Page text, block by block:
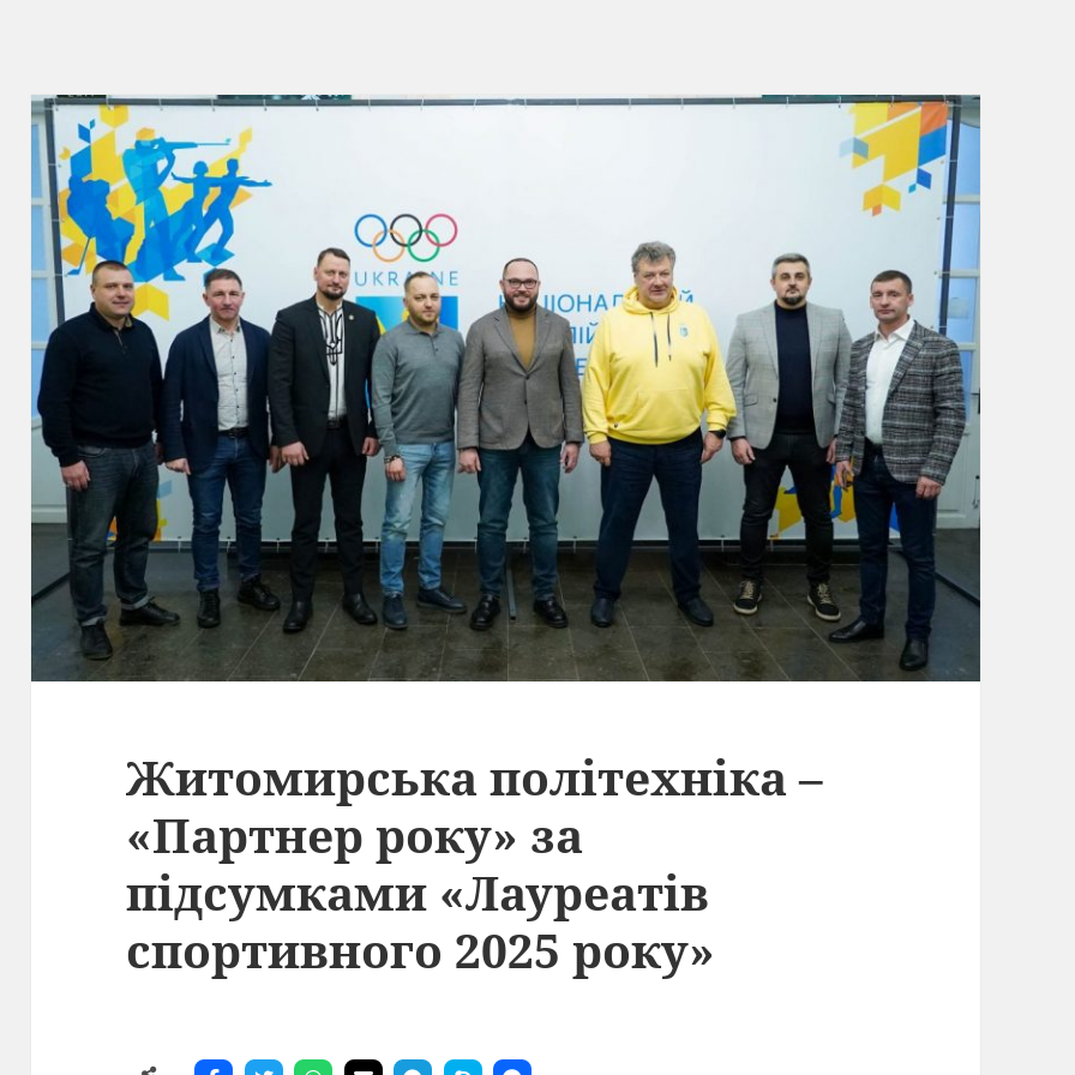
Житомирська політехніка –
«Партнер року» за
підсумками «Лауреатів
спортивного 2025 року»